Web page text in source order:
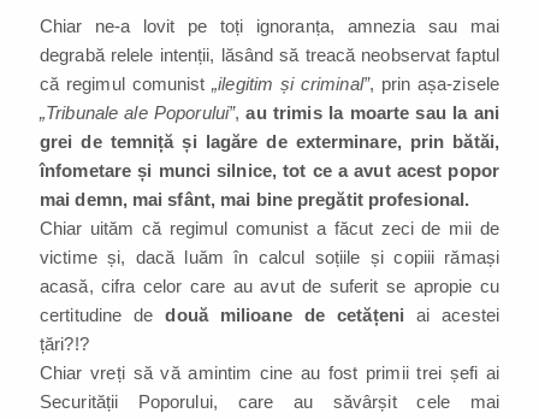
Chiar ne-a lovit pe toți ignoranța, amnezia sau mai
degrabă relele intenții, lăsând să treacă neobservat faptul
că regimul comunist„ilegitim și criminal”, prin așa-zisele
„Tribunale ale Poporului”,au trimis la moarte sau la ani
grei de temniță și lagăre de exterminare, prin bătăi,
înfometare și munci silnice, tot ce a avut acest popor
mai demn, mai sfânt, mai bine pregătit profesional.
Chiar uităm că regimul comunist a făcut zeci de mii de
victime și, dacă luăm în calcul soțiile și copiii rămași
acasă, cifra celor care au avut de suferit se apropie cu
certitudine dedouă milioane de cetățeni ai acestei
țări?!?
Chiar vreți să vă amintim cine au fost primii trei șefi ai
Securității Poporului, care au săvârșit cele mai